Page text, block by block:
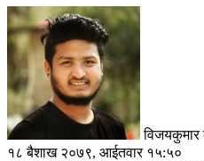
विजयकुमार
१८ बैशाख २०७९, आईतवार १५:५०